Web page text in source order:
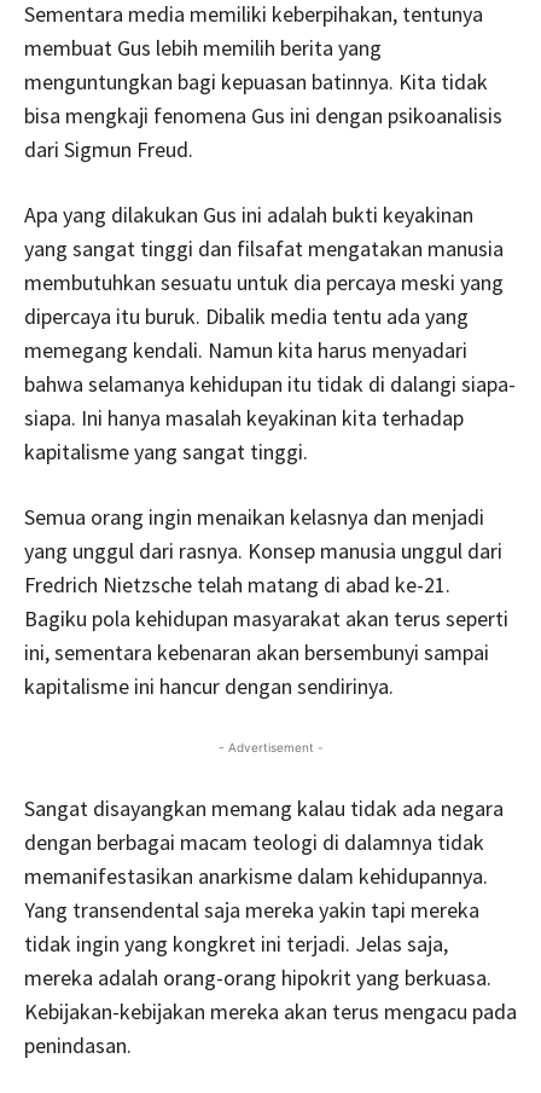
Sementara media memiliki keberpihakan, tentunya
membuat Gus lebih memilih berita yang
menguntungkan bagi kepuasan batinnya. Kita tidak
bisa mengkaji fenomena Gus ini dengan psikoanalisis
dari Sigmun Freud.
Apa yang dilakukan Gus ini adalah bukti keyakinan
yang sangat tinggi dan filsafat mengatakan manusia
membutuhkan sesuatu untuk dia percaya meski yang
dipercaya itu buruk. Dibalik media tentu ada yang
memegang kendali. Namun kita harus menyadari
bahwa selamanya kehidupan itu tidak di dalangi siapa-
siapa. Ini hanya masalah keyakinan kita terhadap
kapitalisme yang sangat tinggi.
Semua orang ingin menaikan kelasnya dan menjadi
yang unggul dari rasnya. Konsep manusia unggul dari
Fredrich Nietzsche telah matang di abad ke-21.
Bagiku pola kehidupan masyarakat akan terus seperti
ini, sementara kebenaran akan bersembunyi sampai
kapitalisme ini hancur dengan sendirinya.
- Advertisement -
Sangat disayangkan memang kalau tidak ada negara
dengan berbagai macam teologi di dalamnya tidak
memanifestasikan anarkisme dalam kehidupannya.
Yang transendental saja mereka yakin tapi mereka
tidak ingin yang kongkret ini terjadi. Jelas saja,
mereka adalah orang-orang hipokrit yang berkuasa.
Kebijakan-kebijakan mereka akan terus mengacu pada
penindasan.